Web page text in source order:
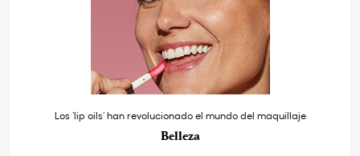
Los ‘lip oils’ han revolucionado el mundo del maquillaje
Belleza